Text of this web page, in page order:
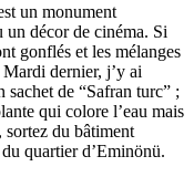
un monument
un décor de cinéma. Si
gonflés et les mélanges
dernier, j’y ai
de “Safran turc” ;
qui colore l’eau mais
sortez du bâtiment
quartier d’Eminönü.